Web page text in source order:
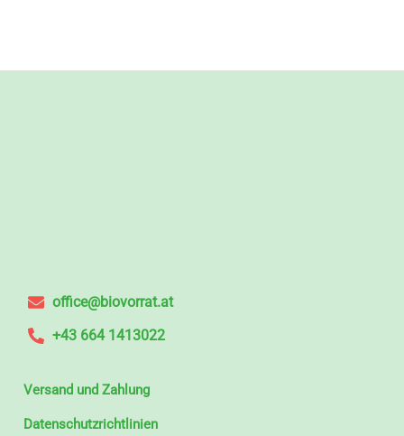
office@biovorrat.at
+43 664 1413022
Versand und Zahlung
Datenschutzrichtlinien